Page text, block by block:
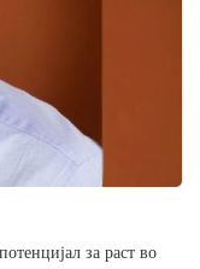
за раст во